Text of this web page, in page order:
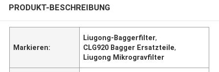
PRODUKT-BESCHREIBUNG
Markieren:
Liugong-Baggerfilter,
CLG920 Bagger Ersatzteile,
Liugong Mikrogravfilter